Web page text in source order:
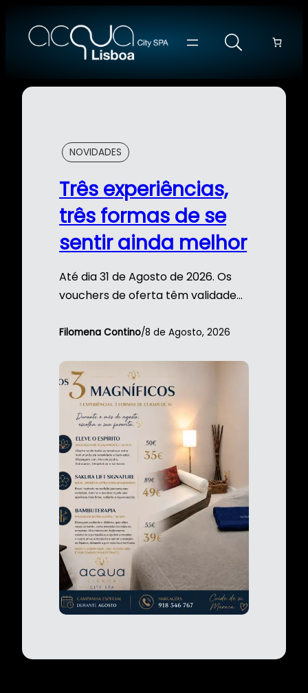
para
NOVIDADES
Três experiências,
três formas de se
sentir ainda melhor
Até dia 31 de Agosto de 2026. Os
vouchers de oferta têm validade
Filomena Contino/8 de Agosto, 2026